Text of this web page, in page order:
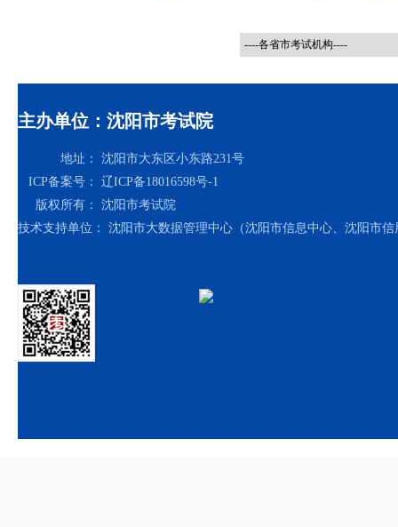
主办单位：沈阳市考试院
地址：
沈阳市大东区小东路231号
ICP备案号：
辽ICP备18016598号-1
版权所有：
沈阳市考试院
技术支持单位：
沈阳市大数据管理中心（沈阳市信息中心、沈阳市信